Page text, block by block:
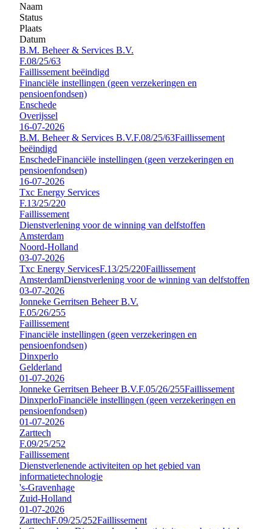
Naam
Status
Plaats
Datum
B.M. Beheer & Services B.V.
F.08/25/63
Faillissement beëindigd
Financiële instellingen (geen verzekeringen en
pensioenfondsen)
Enschede
Overijssel
16-07-2026
B.M. Beheer & Services B.V.F.08/25/63Faillissement
beëindigd
EnschedeFinanciële instellingen (geen verzekeringen en
pensioenfondsen)
16-07-2026
Txc Energy Services
F.13/25/220
Faillissement
Dienstverlening voor de winning van delfstoffen
Amsterdam
Noord-Holland
03-07-2026
Txc Energy ServicesF.13/25/220Faillissement
AmsterdamDienstverlening voor de winning van delfstoffen
03-07-2026
Jonneke Gerritsen Beheer B.V.
F.05/26/255
Faillissement
Financiële instellingen (geen verzekeringen en
pensioenfondsen)
Dinxperlo
Gelderland
01-07-2026
Jonneke Gerritsen Beheer B.V.F.05/26/255Faillissement
DinxperloFinanciële instellingen (geen verzekeringen en
pensioenfondsen)
01-07-2026
Zarttech
F.09/25/252
Faillissement
Dienstverlenende activiteiten op het gebied van
informatietechnologie
's-Gravenhage
Zuid-Holland
01-07-2026
ZarttechF.09/25/252Faillissement